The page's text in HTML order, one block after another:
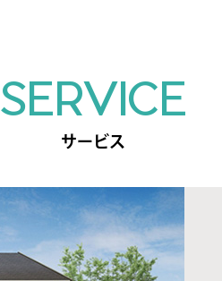
SERVICE
サービス